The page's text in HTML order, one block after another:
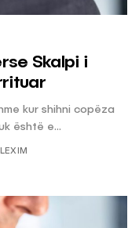
Skalpi i
kur shihni copëza
është e...